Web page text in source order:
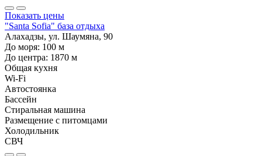
Показать цены
"Santa Sofia" база отдыха
Алахадзы, ул. Шаумяна, 90
До моря: 100 м
До центра: 1870 м
Общая кухня
Wi-Fi
Автостоянка
Бассейн
Стиральная машина
Размещение с питомцами
Холодильник
СВЧ